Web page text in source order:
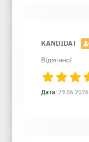
KANDIDAT
Відмінно!
Дата: 29.06.2026